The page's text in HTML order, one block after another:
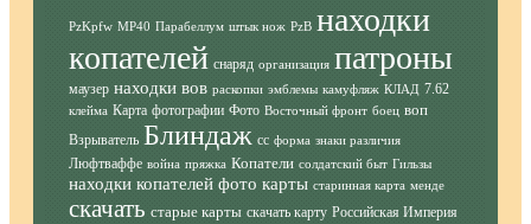
PzKpfw MP40 Парабеллум штык нож PzB находки
копателей снаряд организация патроны
маузер находки вов раскопки эмблемы камуфляж КЛАД 7.62
клейма Карта фотографии Фото Восточный фронт боец воп
Взрыватель Блиндаж сс форма знаки различия
Люфтваффе война пряжка Копатели солдатский быт Гильзы
находки копателей фото карты старинная карта менде
скачать старые карты скачать карту Российская Империя